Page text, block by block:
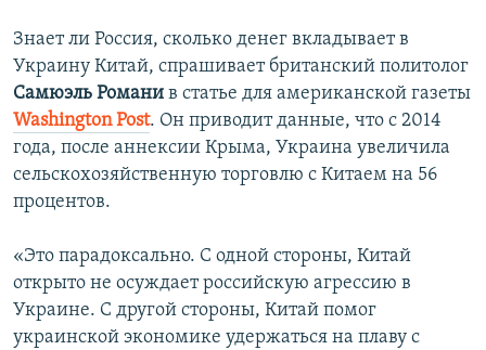
Знает ли Россия, сколько денег вкладывает в
Украину Китай, спрашивает британский политолог
Самюэль Романи в статье для американской газеты
Washington Post. Он приводит данные, что с 2014
года, после аннексии Крыма, Украина увеличила
сельскохозяйственную торговлю с Китаем на 56
процентов.
«Это парадоксально. С одной стороны, Китай
открыто не осуждает российскую агрессию в
Украине. С другой стороны, Китай помог
украинской экономике удержаться на плаву с